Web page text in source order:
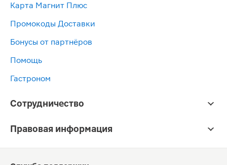
Карта Магнит Плюс
Промокоды Доставки
Бонусы от партнёров
Помощь
Гастроном
Сотрудничество
Правовая информация